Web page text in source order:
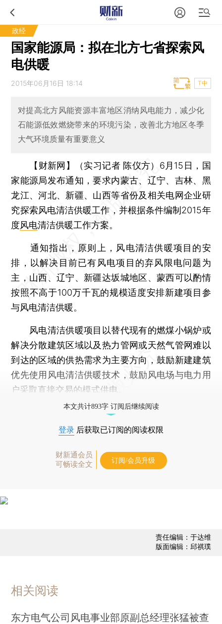
政经
国家能源局：拟在北方七省探索风
电供暖
2015年06月16日 18:14 T中
对提高北方风能资源丰富地区消纳风电能力，减少化
石能源低效燃烧带来的环境污染，改善北方地区冬季
大气环境质量有重要意义
【财新网】（实习记者 陈仪方） 6月15日，国
家能源局发布通知，要求内蒙古、辽宁、吉林、黑
龙江、河北、新疆、山西等省份及相关电网企业研
究探索风电清洁供暖工作，并根据条件编制2015年
度风电清洁供暖工作方案。
通知指出，原则上，风电清洁供暖项目的安
排，以解决目前已有风电项目的弃风限电问题为
主，山西、辽宁、新疆达坂城地区、蒙西可以酌情
按照不高于100万千瓦的规模适度安排新建项目参
与风电清洁供暖。
风电清洁供暖项目以替代现有的燃煤小锅炉或
解决分散建筑区域以及热力管网或天然气管网难以
到达的区域的供热需求为主要方向，鼓励新建建筑
优先使用风电清洁供暖技术，鼓励风电场与电力用
户采取直接交易的模式供电。
本文共计893字 订阅后继续阅读
登录 后获取已订阅的阅读权限
财新通会员
可畅读全文
订阅/会员升级
责任编辑：于达维
版面编辑：邱祺璞
相关阅读
东方电气公司风电事业部原副总经理张猛被查